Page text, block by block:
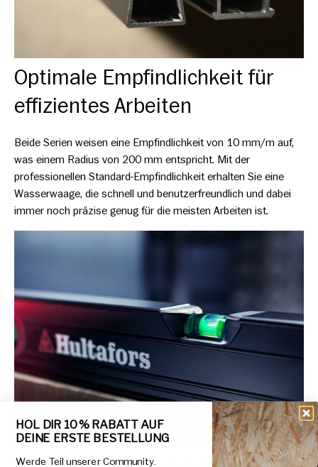
Optimale Empfindlichkeit für
effizientes Arbeiten
Beide Serien weisen eine Empfindlichkeit von 10 mm/m auf,
was einem Radius von 200 mm entspricht. Mit der
professionellen Standard-Empfindlichkeit erhalten Sie eine
Wasserwaage, die schnell und benutzerfreundlich und dabei
immer noch präzise genug für die meisten Arbeiten ist.
HOL DIR 10 % RABATT AUF
DEINE ERSTE BESTELLUNG
Werde Teil unserer Community.